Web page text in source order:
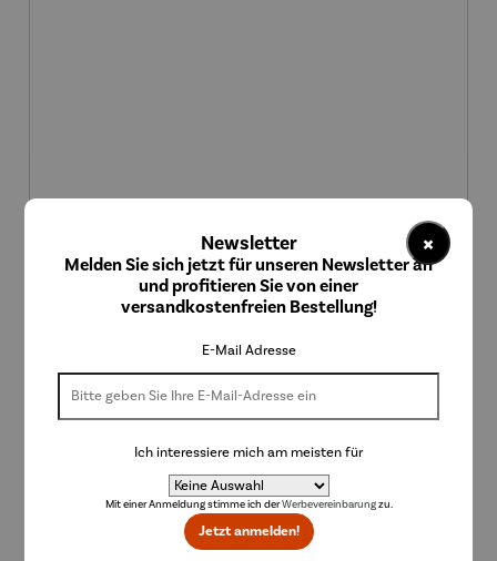
Schal Samira
Regulärer Preis:
118,00 €
×
Newsletter
Melden Sie sich jetzt für unseren Newsletter an
und profitieren Sie von einer
versandkostenfreien Bestellung!
E-Mail Adresse
Ich interessiere mich am meisten für
Mit einer Anmeldung stimme ich derWerbevereinbarungzu.
Jetzt anmelden!